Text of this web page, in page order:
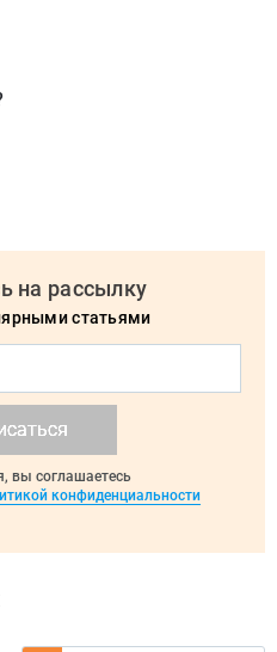
на рассылку
статьями
вы соглашаетесь
конфиденциальности